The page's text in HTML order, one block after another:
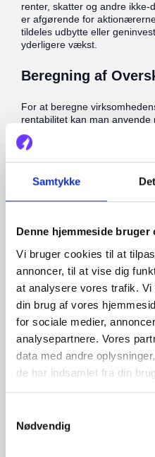
Samtykke
Denne hjemmeside bruger
Vi bruger cookies til at
annoncer, til at vise dig
at analysere vores trafik.
din brug af vores
for sociale medier,
analysepartnere. Vores
data med andre
de har indsamlet fra din
Nødvendig
renter, skatter og andre
er afgørende for
tildeles udbytte eller
yderligere vækst.
Beregning af
For at beregne
rentabilitet kan man
som f.eks.:
Overskudsgrad
som overskud. En højere
Afkastningsgrad
Afkastningsgraden beregnes
med egenkapitalen. Dette
virksomhed anvender sine
overskud og skabe værdi for
afkastningsgrad indikerer
rentabilitet.
Forbedring af overskuddet